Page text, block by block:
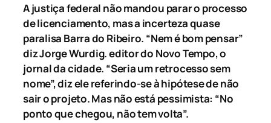
A justiça federal não mandou parar o processo
de licenciamento, mas a incerteza quase
paralisa Barra do Ribeiro. “Nem é bom pensar”
diz Jorge Wurdig. editor do Novo Tempo, o
jornal da cidade. “Seria um retrocesso sem
nome”, diz ele referindo-se à hipótese de não
sair o projeto. Mas não está pessimista: “No
ponto que chegou, não tem volta”.